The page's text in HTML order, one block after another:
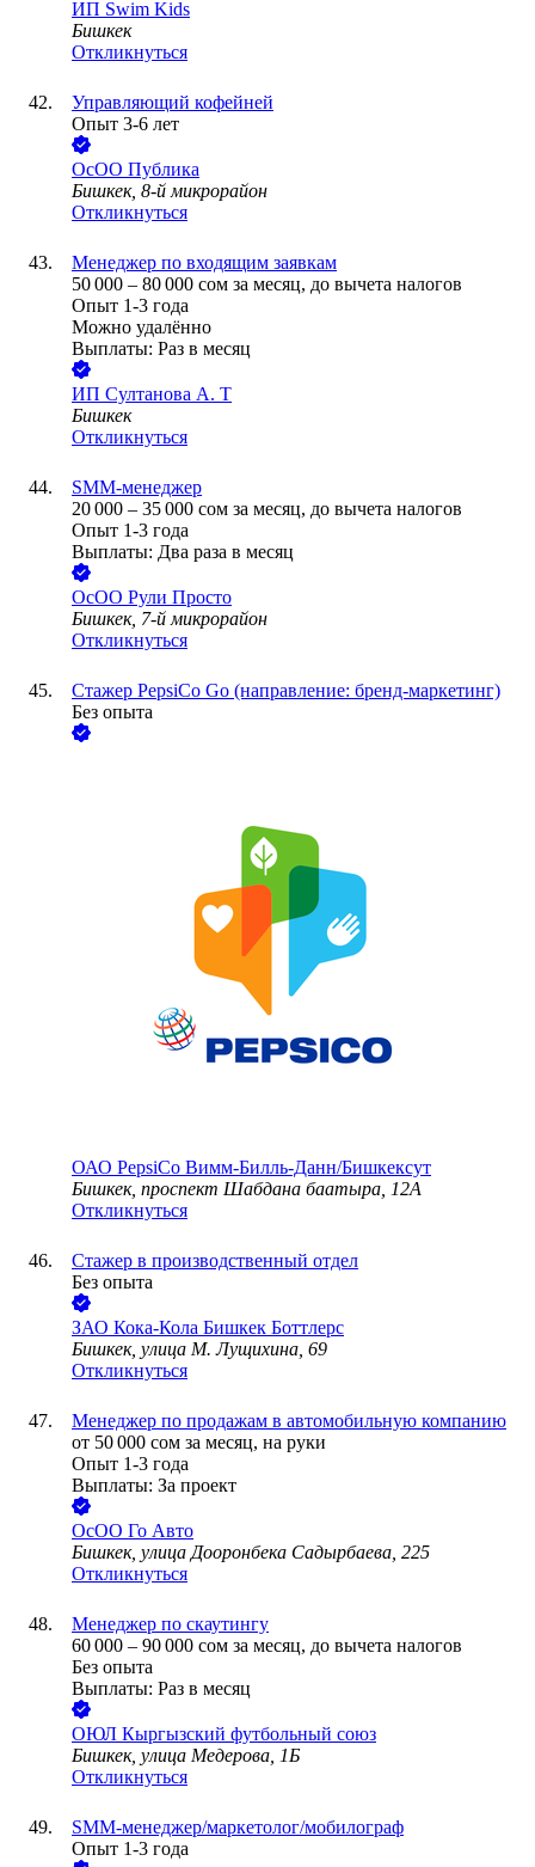
ИП Swim Kids
Бишкек
Откликнуться
Управляющий кофейней
Опыт 3-6 лет
ОсОО Публика
Бишкек, 8-й микрорайон
Откликнуться
Менеджер по входящим заявкам
50 000 – 80 000 сом за месяц, до вычета налогов
Опыт 1-3 года
Можно удалённо
Выплаты: Раз в месяц
ИП Султанова А. Т
Бишкек
Откликнуться
SMM-менеджер
20 000 – 35 000 сом за месяц, до вычета налогов
Опыт 1-3 года
Выплаты: Два раза в месяц
ОсОО Рули Просто
Бишкек, 7-й микрорайон
Откликнуться
Стажер PepsiCo Go (направление: бренд-маркетинг)
Без опыта
ОАО PepsiCo Вимм-Билль-Данн/Бишкексут
Бишкек, проспект Шабдана баатыра, 12А
Откликнуться
Стажер в производственный отдел
Без опыта
ЗАО Кока-Кола Бишкек Боттлерс
Бишкек, улица М. Лущихина, 69
Откликнуться
Менеджер по продажам в автомобильную компанию
от 50 000 сом за месяц, на руки
Опыт 1-3 года
Выплаты: За проект
ОсОО Го Авто
Бишкек, улица Дооронбека Садырбаева, 225
Откликнуться
Менеджер по скаутингу
60 000 – 90 000 сом за месяц, до вычета налогов
Без опыта
Выплаты: Раз в месяц
ОЮЛ Кыргызский футбольный союз
Бишкек, улица Медерова, 1Б
Откликнуться
SMM-менеджер/маркетолог/мобилограф
Опыт 1-3 года